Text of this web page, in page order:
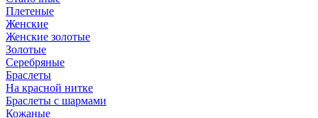
Плетеные
Женские
Женские золотые
Золотые
Серебряные
Браслеты
На красной нитке
Браслеты с шармами
Кожаные